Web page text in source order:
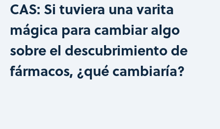
CAS: Si tuviera una varita
mágica para cambiar algo
sobre el descubrimiento de
fármacos, ¿qué cambiaría?